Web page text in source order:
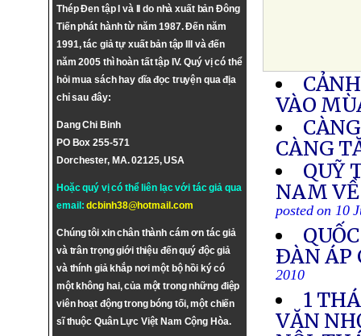
Thép Đen tập I và II do nhà xuất bản Đông
Tiến phát hành từ năm 1987. Đến năm
1991, tác giả tự xuất bản tập III và đến
năm 2005 thì hoàn tất tập IV. Quý vị có thể
hỏi mua sách hay dĩa đọc truyện qua địa
chỉ sau đây:
Dang Chi Binh
PO Box 255-571
Dorchester, MA. 02125, USA
Hoặc quý vị có thể liên lạc với tác giả qua
email:dcbinh38@hotmail.com
Chúng tôi xin chân thành cám ơn tác giả
và trân trọng giới thiệu đến quý độc giả
và thính giả khắp nơi một bộ hồi ký có
một không hai, của một trong những điệp
viên hoạt động trong bóng tối, một chiến
sĩ thuộc Quân Lực Việt Nam Cộng Hòa.
VÀO
CÀNG
QUỸ
NAM
posted on 10
ÐÀN ÁP
2010
1
VĂN